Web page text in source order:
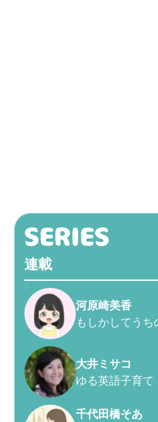
連載
河原崎美香
もしかしてう
大井ミサコ
ゆる英語子育て
千代田橋そあ